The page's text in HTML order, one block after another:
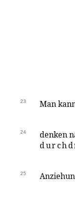
23 Man
24 denken
25